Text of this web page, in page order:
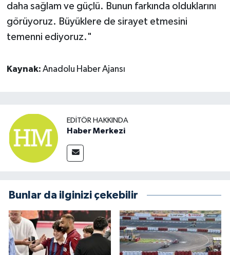
daha sağlam ve güçlü. Bunun farkında olduklarını
görüyoruz. Büyüklere de sirayet etmesini
temenni ediyoruz."
Kaynak: Anadolu Haber Ajansı
EDITÖR HAKKINDA
Haber Merkezi
Bunlar da ilginizi çekebilir